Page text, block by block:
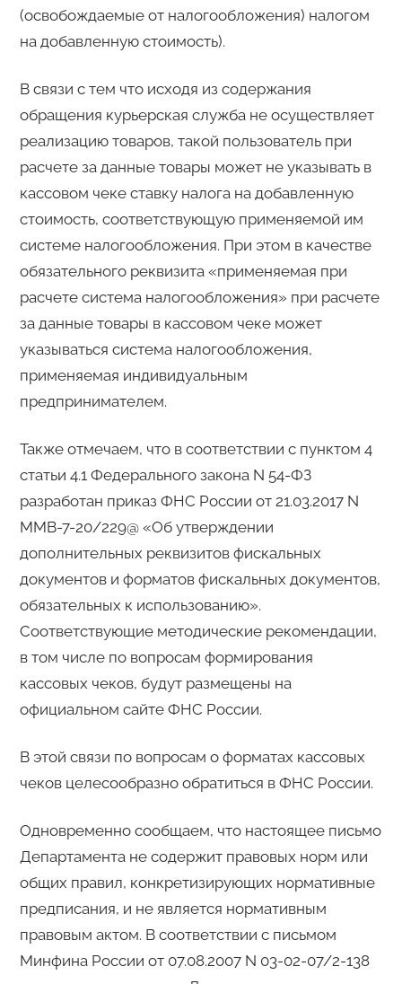
(освобождаемые от налогообложения) налогом
на добавленную стоимость).
В связи с тем что исходя из содержания
обращения курьерская служба не осуществляет
реализацию товаров, такой пользователь при
расчете за данные товары может не указывать в
кассовом чеке ставку налога на добавленную
стоимость, соответствующую применяемой им
системе налогообложения. При этом в качестве
обязательного реквизита «применяемая при
расчете система налогообложения» при расчете
за данные товары в кассовом чеке может
указываться система налогообложения,
применяемая индивидуальным
предпринимателем.
Также отмечаем, что в соответствии с пунктом 4
статьи 4.1 Федерального закона N 54-ФЗ
разработан приказ ФНС России от 21.03.2017 N
ММВ-7-20/229@ «Об утверждении
дополнительных реквизитов фискальных
документов и форматов фискальных документов,
обязательных к использованию».
Соответствующие методические рекомендации,
в том числе по вопросам формирования
кассовых чеков, будут размещены на
официальном сайте ФНС России.
В этой связи по вопросам о форматах кассовых
чеков целесообразно обратиться в ФНС России.
Одновременно сообщаем, что настоящее письмо
Департамента не содержит правовых норм или
общих правил, конкретизирующих нормативные
предписания, и не является нормативным
правовым актом. В соответствии с письмом
Минфина России от 07.08.2007 N 03-02-07/2-138